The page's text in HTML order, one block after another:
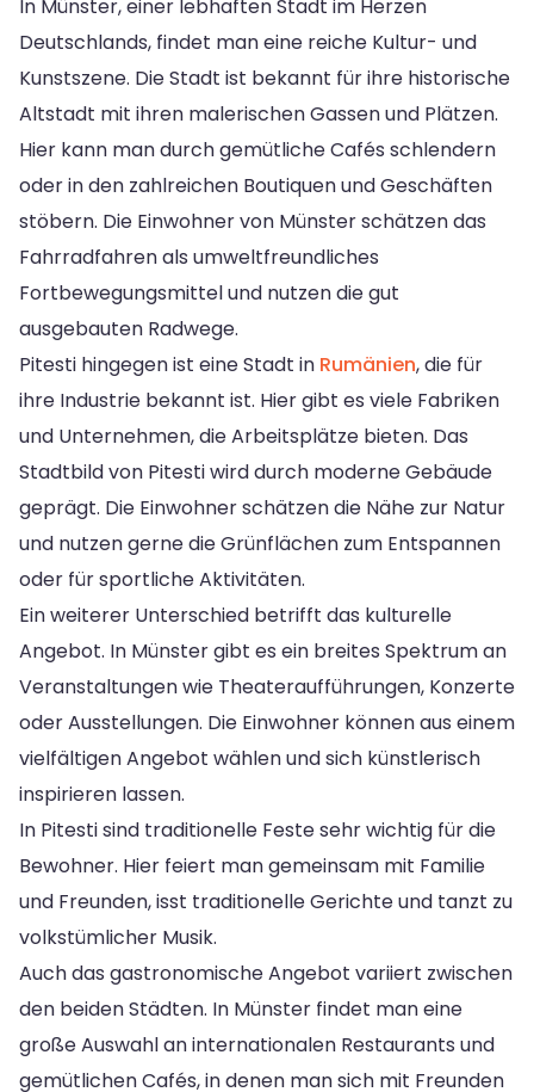
In Münster, einer lebhaften Stadt im Herzen
Deutschlands, findet man eine reiche Kultur- und
Kunstszene. Die Stadt ist bekannt für ihre historische
Altstadt mit ihren malerischen Gassen und Plätzen.
Hier kann man durch gemütliche Cafés schlendern
oder in den zahlreichen Boutiquen und Geschäften
stöbern. Die Einwohner von Münster schätzen das
Fahrradfahren als umweltfreundliches
Fortbewegungsmittel und nutzen die gut
ausgebauten Radwege.
Pitesti hingegen ist eine Stadt in Rumänien, die für
ihre Industrie bekannt ist. Hier gibt es viele Fabriken
und Unternehmen, die Arbeitsplätze bieten. Das
Stadtbild von Pitesti wird durch moderne Gebäude
geprägt. Die Einwohner schätzen die Nähe zur Natur
und nutzen gerne die Grünflächen zum Entspannen
oder für sportliche Aktivitäten.
Ein weiterer Unterschied betrifft das kulturelle
Angebot. In Münster gibt es ein breites Spektrum an
Veranstaltungen wie Theateraufführungen, Konzerte
oder Ausstellungen. Die Einwohner können aus einem
vielfältigen Angebot wählen und sich künstlerisch
inspirieren lassen.
In Pitesti sind traditionelle Feste sehr wichtig für die
Bewohner. Hier feiert man gemeinsam mit Familie
und Freunden, isst traditionelle Gerichte und tanzt zu
volkstümlicher Musik.
Auch das gastronomische Angebot variiert zwischen
den beiden Städten. In Münster findet man eine
große Auswahl an internationalen Restaurants und
gemütlichen Cafés, in denen man sich mit Freunden